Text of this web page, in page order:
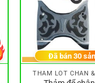
THẢM LÓT CHÂN
Đã bán 30